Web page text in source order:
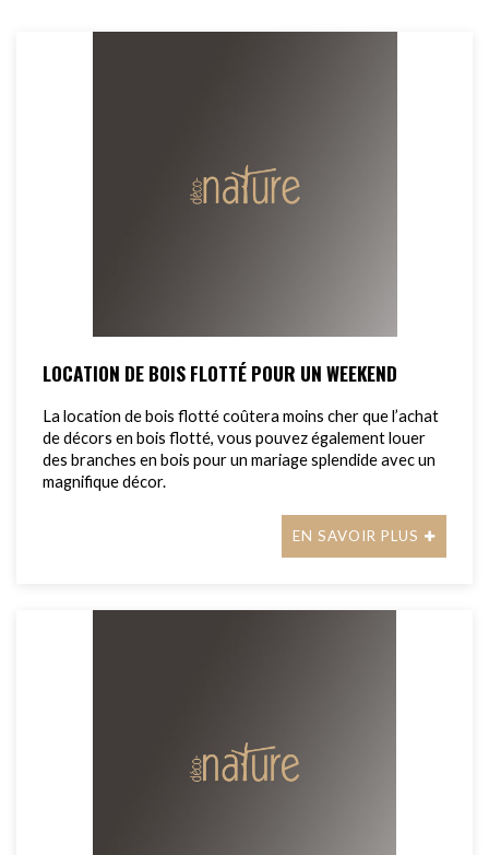
LOCATION DE BOIS FLOTTÉ POUR UN WEEKEND
La location de bois flotté coûtera moins cher que l’achat
de décors en bois flotté, vous pouvez également louer
des branches en bois pour un mariage splendide avec un
magnifique décor.
EN SAVOIR PLUS